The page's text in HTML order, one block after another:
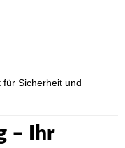
Sicherheit und
– Ihr